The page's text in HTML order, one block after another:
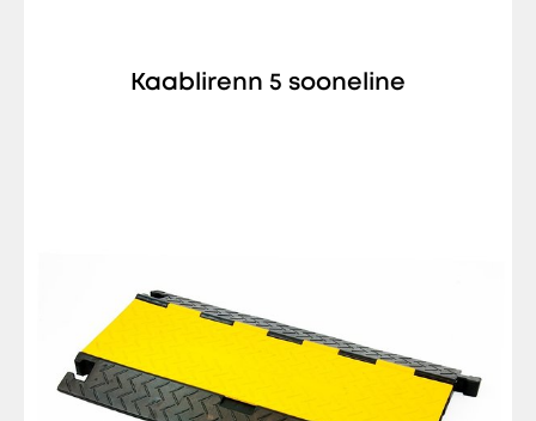
Kaablirenn 5 sooneline